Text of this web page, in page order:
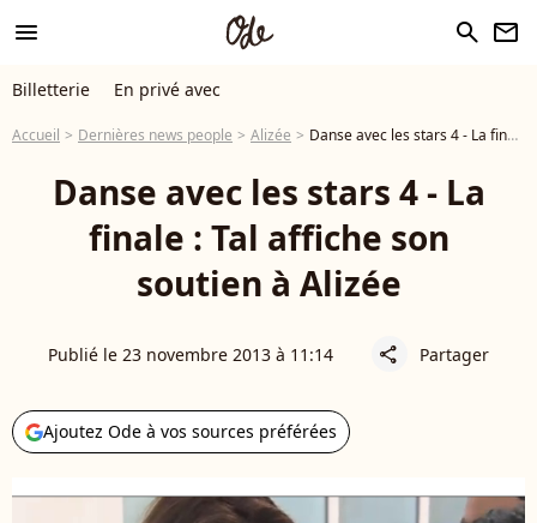
menu search newsletter
Billetterie En privé avec
Accueil Dernières news people Alizée Danse avec les stars 4 - La finale : Tal affiche son soutien à Alizée
Danse avec les stars 4 - La
finale : Tal affiche son
soutien à Alizée
Publié le 23 novembre 2013 à 11:14 share Partager
Ajoutez Ode à vos sources préférées